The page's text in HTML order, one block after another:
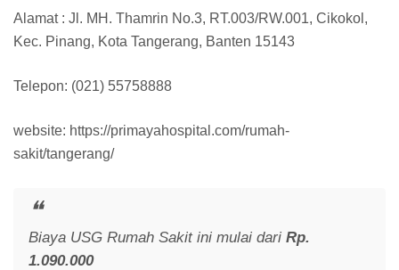
Alamat : Jl. MH. Thamrin No.3, RT.003/RW.001, Cikokol,
Kec. Pinang, Kota Tangerang, Banten 15143
Telepon: (021) 55758888
website: https://primayahospital.com/rumah-
sakit/tangerang/
Biaya USG Rumah Sakit ini mulai dari Rp.
1.090.000